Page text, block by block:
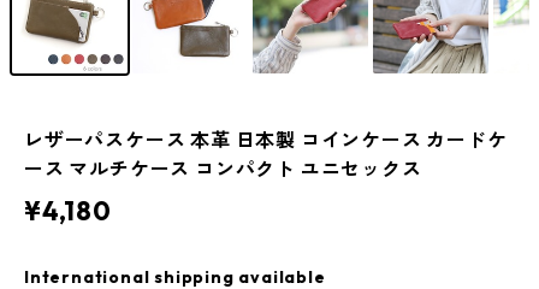
レザーパスケース 本革 日本製 コインケース カードケ
ース マルチケース コンパクト ユニセックス
¥4,180
International shipping available